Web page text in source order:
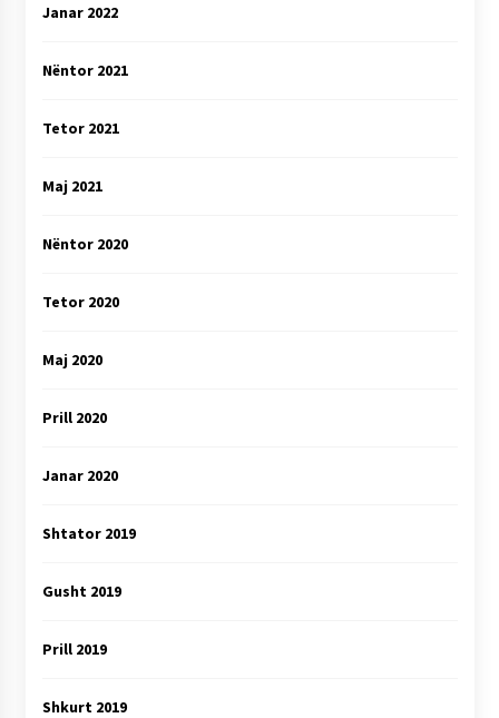
Janar 2022
Nëntor 2021
Tetor 2021
Maj 2021
Nëntor 2020
Tetor 2020
Maj 2020
Prill 2020
Janar 2020
Shtator 2019
Gusht 2019
Prill 2019
Shkurt 2019